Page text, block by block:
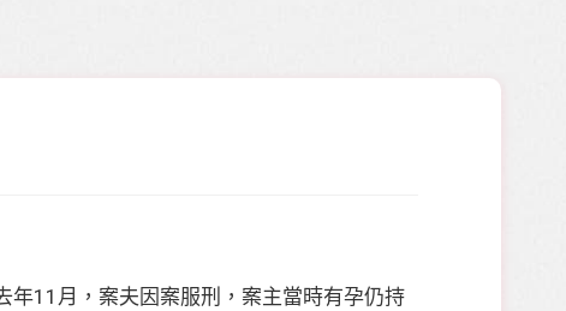
年11月，案夫因案服刑，案主當時有孕仍持